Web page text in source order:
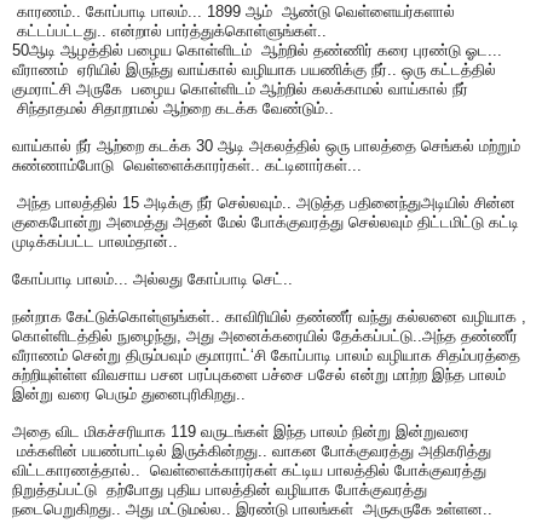
காரணம்.. கோப்பாடி பாலம்... 1899 ஆம் ஆண்டு வெள்ளையர்களால்
கட்டப்பட்டது.. என்றால் பார்த்துக்கொள்ளுங்கள்..
50ஆடி ஆழத்தில் பழைய கொள்ளிடம் ஆற்றில் தண்ணிர் கரை புரண்டு ஓட...
வீராணம் ஏரியில் இருந்து வாய்கால் வழியாக பயணிக்கு நீர்.. ஒரு கட்டத்தில்
குமராட்சி அருகே பழைய கொள்ளிடம் ஆற்றில் கலக்காமல் வாய்கால் நீர்
சிந்தாதமல் சிதாறாமல் ஆற்றை கடக்க வேண்டும்..
வாய்கால் நீர் ஆற்றை கடக்க 30 ஆடி அகலத்தில் ஒரு பாலத்தை செங்கல் மற்றும்
சுண்ணாம்போடு வெள்ளைக்காரர்கள்.. கட்டினார்கள்...
அந்த பாலத்தில் 15 அடிக்கு நீர் செல்லவும்.. அடுத்த பதினைந்துஅடியில் சின்ன
குகைபோன்று அமைத்து அதன் மேல் போக்குவரத்து செல்லவும் திட்டமிட்டு கட்டி
முடிக்கப்பட்ட பாலம்தான்..
கோப்பாடி பாலம்... அல்லது கோப்பாடி செட்..
நன்றாக கேட்டுக்கொள்ளுங்கள்.. காவிரியில் தண்ணீர் வந்து கல்லனை வழியாக ,
கொள்ளிடத்தில் நுழைந்து, அது அனைக்கரையில் தேக்கப்பட்டு..அந்த தண்ணீர்
வீராணம் சென்று திரும்பவும் குமாராட்‘சி கோப்பாடி பாலம் வழியாக சிதம்பரத்தை
சுற்றியுள்ள்ள விவசாய பசன பரப்புகளை பச்சை பசேல் என்று மாற்ற இந்த பாலம்
இன்று வரை பெரும் துனைபுரிகிறது..
அதை விட மிகச்சரியாக 119 வருடங்கள் இந்த பாலம் நின்று இன்றுவரை
மக்களின் பயண்பாட்டில் இருக்கின்றது.. வாகன போக்குவரத்து அதிகரித்து
விட்டகாரணத்தால்.. வெள்ளைக்காரர்கள் கட்டிய பாலத்தில் போக்குவரத்து
நிறுத்தப்பட்டு தற்போது புதிய பாலத்தின் வழியாக போக்குவரத்து
நடைபெறுகிறது.. அது மட்டுமல்ல.. இரண்டு பாலங்கள் அருகருகே உள்ளன..